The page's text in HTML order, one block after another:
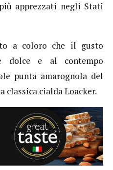
apprezzati negli Stati
a coloro che il gusto
dolce e al contempo
punta amarognola del
classica cialda Loacker.